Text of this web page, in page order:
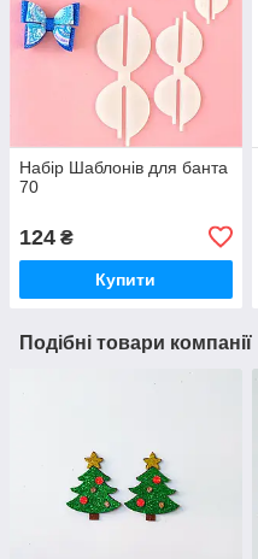
Набір Шаблонів для банта
70
124 ₴
Купити
Подібні товари компанії